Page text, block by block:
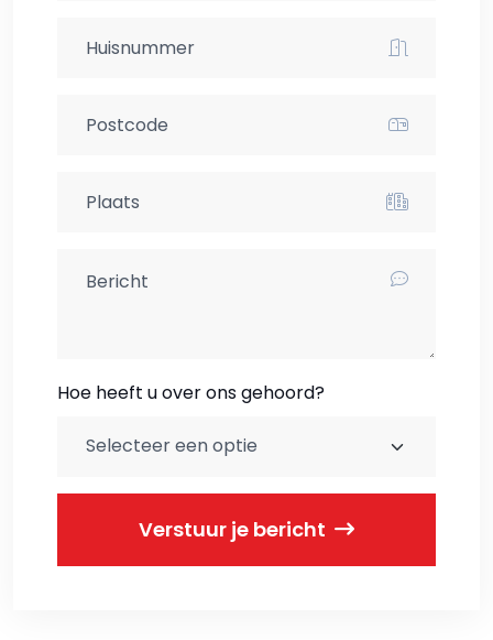
Hoe heeft u over ons gehoord?
Verstuur je bericht